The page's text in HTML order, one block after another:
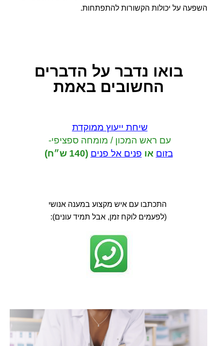
השפעה על יכולות הקשורות להתפתחות.
בואו נדבר על הדברים
החשובים באמת
שיחת ייעוץ ממוקדת
עם ראש המכון / מומחה ספציפי-
בזום או פנים אל פנים (140 ש״ח)
התכתבו עם איש מקצוע במענה אנושי
(לפעמים לוקח זמן, אבל תמיד עונים):